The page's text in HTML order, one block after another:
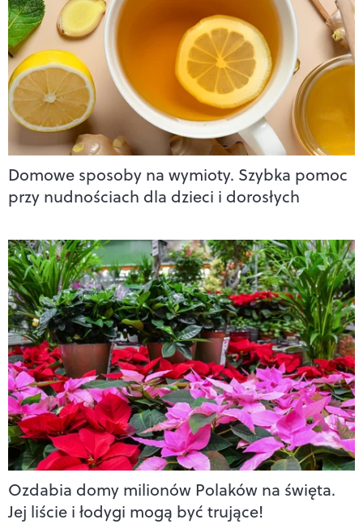
Domowe sposoby na wymioty. Szybka pomoc
przy nudnościach dla dzieci i dorosłych
Ozdabia domy milionów Polaków na święta.
Jej liście i łodygi mogą być trujące!